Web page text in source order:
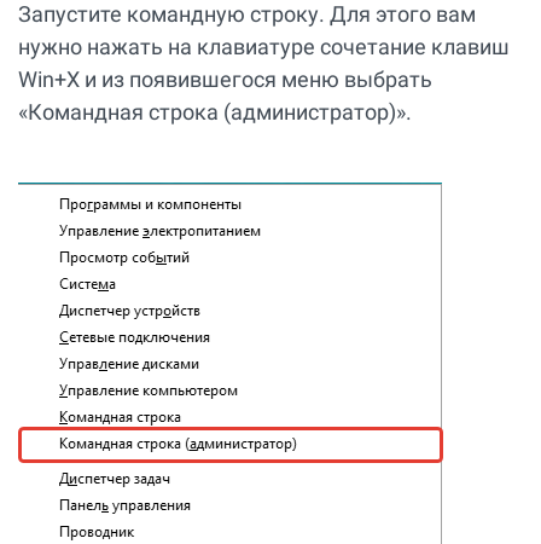
Запустите командную строку. Для этого вам
нужно нажать на клавиатуре сочетание клавиш
Win+X и из появившегося меню выбрать
«Командная строка (администратор)».